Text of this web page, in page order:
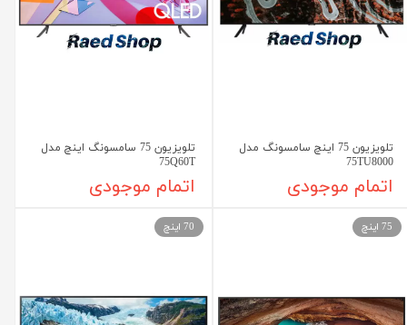
تلویزیون 75 اینچ سامسونگ مدل
75TU8000
اتمام موجودی
تلویزیون 75 سامسونگ اینچ مدل
75Q60T
اتمام موجودی
75 اینچ 70 اینچ